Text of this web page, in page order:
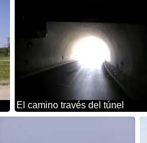
El camino través del túnel